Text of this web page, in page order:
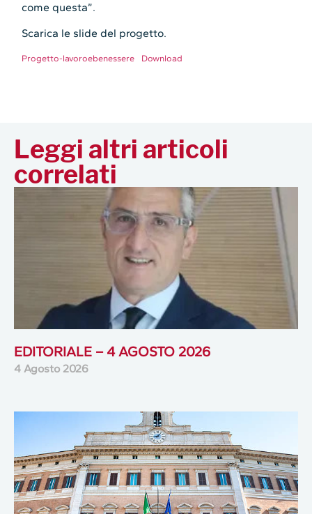
come questa”.
Scarica le slide del progetto.
Progetto-lavoroebenessere Download
Leggi altri articoli
correlati
EDITORIALE – 4 AGOSTO 2026
4 Agosto 2026